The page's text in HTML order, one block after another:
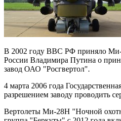
В 2002 году ВВС РФ приняло Ми-
России Владимира Путина о
завод ОАО "Росгвертол".
4 марта 2006 года
разрешением заводу проводить
Вертолеты Ми-28Н "Ночной